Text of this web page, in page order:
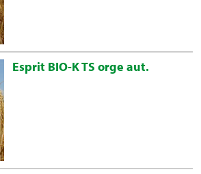
Esprit BIO-K TS orge aut.